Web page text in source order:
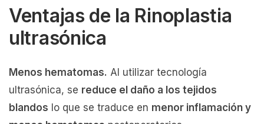
Ventajas de la Rinoplastia
ultrasónica
Menos hematomas. Al utilizar tecnología
ultrasónica, se reduce el daño a los tejidos
blandos lo que se traduce en menor inflamación y